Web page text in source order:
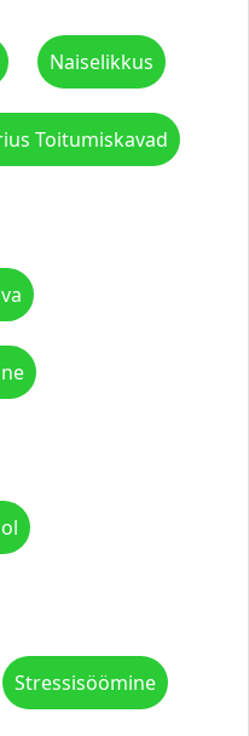
Naiselikkus
Toitumiskavad
Stressisöömine